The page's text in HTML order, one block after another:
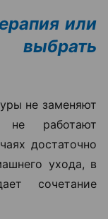
или
выбрать
не заменяют
не работают
достаточно
ухода, в
сочетание